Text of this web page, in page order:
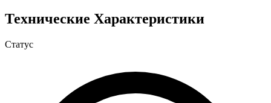
Технические Характеристики
Статус